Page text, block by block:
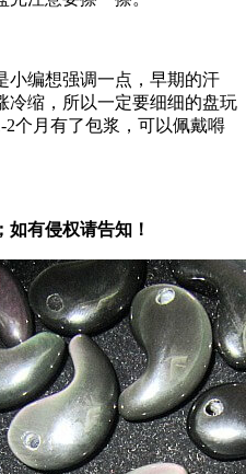
小编想强调一点，早期的汗
冷缩，所以一定要细细的盘玩
个月有了包浆，可以佩戴嘚
有侵权请告知！